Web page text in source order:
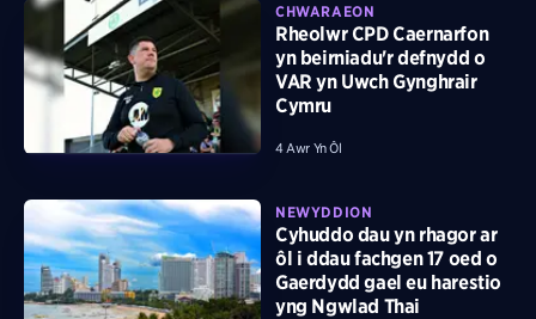
CHWARAEON
Rheolwr CPD Caernarfon
yn beirniadu'r defnydd o
VAR yn Uwch Gynghrair
Cymru
4 Awr Yn Ôl
NEWYDDION
Cyhuddo dau yn rhagor ar
ôl i ddau fachgen 17 oed o
Gaerdydd gael eu harestio
yng Ngwlad Thai